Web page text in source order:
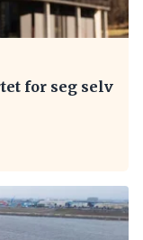
for seg selv